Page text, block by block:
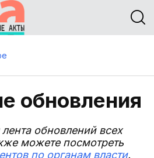
обновления
обновлений всех
можете посмотреть
по органам власти.